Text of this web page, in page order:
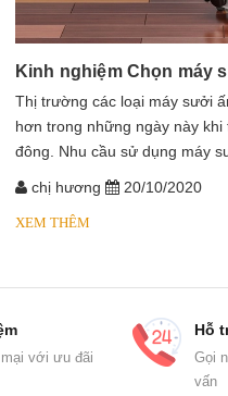
Kinh nghiệm Chọn máy
Thị trường các loại máy sưởi
hơn trong những ngày này
đông. Nhu cầu sử dụng máy
chị hương 20/10/2020
XEM THÊM
với ưu đãi
Hỗ
Gọi
vấn